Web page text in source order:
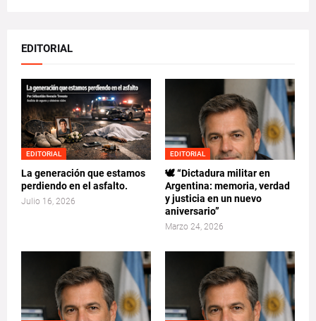
EDITORIAL
EDITORIAL
La generación que estamos
perdiendo en el asfalto.
Julio 16, 2026
EDITORIAL
🕊️ “Dictadura militar en
Argentina: memoria, verdad
y justicia en un nuevo
aniversario”
Marzo 24, 2026